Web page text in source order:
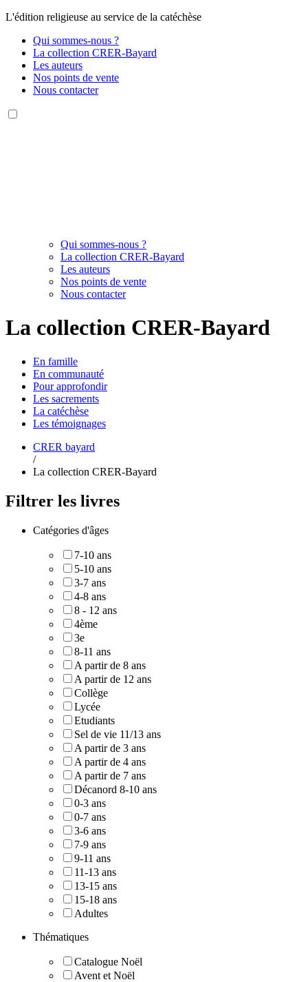
L'édition religieuse au service de la catéchèse
Qui sommes-nous ?
La collection CRER-Bayard
Les auteurs
Nos points de vente
Nous contacter
Qui sommes-nous ?
La collection CRER-Bayard
Les auteurs
Nos points de vente
Nous contacter
La collection CRER-Bayard
En famille
En communauté
Pourapprofondir
Les sacrements
La catéchèse
Les témoignages
CRER bayard
/
La collection CRER-Bayard
Filtrer les livres
Catégories d'âges
7-10 ans
5-10 ans
3-7 ans
4-8 ans
8 - 12 ans
4ème
3e
8-11 ans
A partir de 8 ans
A partir de 12 ans
Collège
Lycée
Etudiants
Sel de vie 11/13 ans
A partir de 3 ans
A partir de 4 ans
A partir de 7 ans
Décanord 8-10 ans
0-3 ans
0-7 ans
3-6 ans
7-9 ans
9-11 ans
11-13 ans
13-15 ans
15-18 ans
Adultes
Thématiques
Catalogue Noël
Avent et Noël